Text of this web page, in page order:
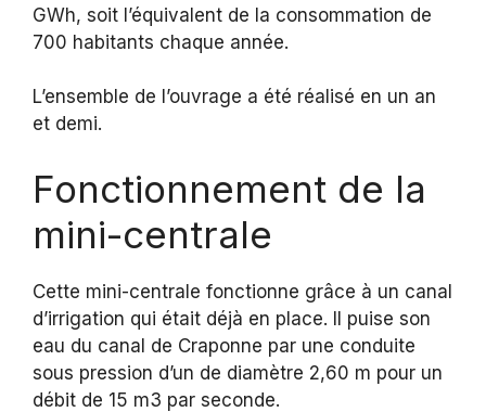
GWh, soit l’équivalent de la consommation de
700 habitants chaque année.
L’ensemble de l’ouvrage a été réalisé en un an
et demi.
Fonctionnement de la
mini-centrale
Cette mini-centrale fonctionne grâce à un canal
d’irrigation qui était déjà en place. Il puise son
eau du canal de Craponne par une conduite
sous pression d’un de diamètre 2,60 m pour un
débit de 15 m3 par seconde.